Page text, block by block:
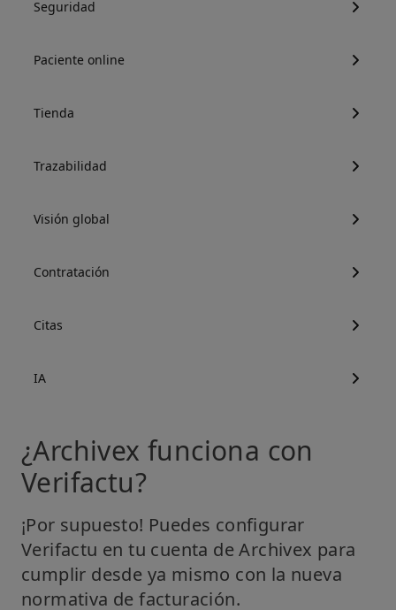
Seguridad
Paciente online
Tienda
Trazabilidad
Visión global
Contratación
Citas
IA
¿Archivex funciona con
Verifactu?
¡Por supuesto! Puedes configurar
Verifactu en tu cuenta de Archivex para
cumplir desde ya mismo con la nueva
normativa de facturación.